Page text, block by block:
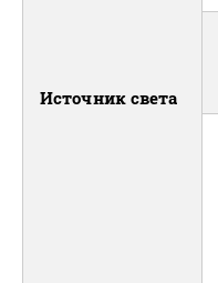
Источник света